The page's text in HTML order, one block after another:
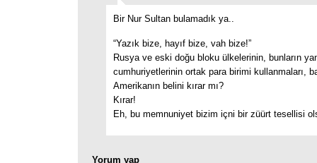
Bir Nur Sultan bulamadık ya..
“Yazık bize, hayıf bize, vah bize!”
Rusya ve eski doğu bloku ülkelerinin, bunların
cumhuriyetlerinin ortak para birimi kullanmaları,
Amerikanın belini kırar mı?
Kırar!
Eh, bu memnuniyet bizim içni bir züürt tesellisi
Yorum yap